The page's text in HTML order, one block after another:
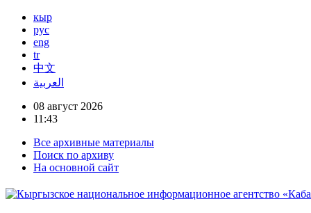
кыр
рус
eng
tr
中文
العربية
08 август 2026
11:43
Все архивные материалы
Поиск по архиву
На основной сайт